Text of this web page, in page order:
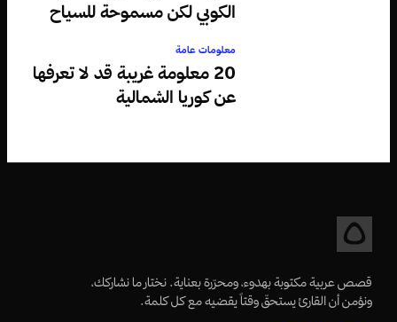
الكوبي لكن مسموحة للسياح
معلومات عامة
20 معلومة غريبة قد لا تعرفها
عن كوريا الشمالية
قصص عربية مكتوبة بهدوء، ومحرّرة بعناية. نختار ما نشاركك،
ونؤمن أن القارئ يستحقّ وقتاً يقضيه مع كل كلمة.